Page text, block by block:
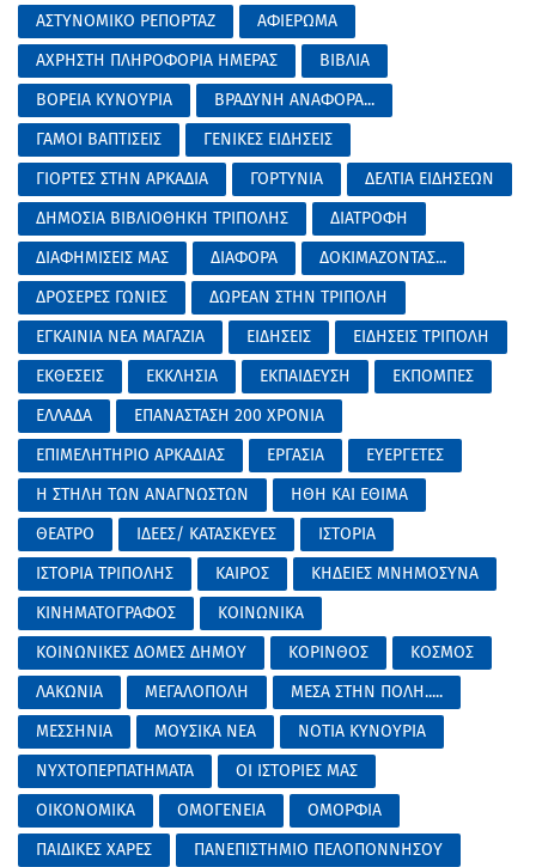
ΑΣΤΥΝΟΜΙΚΟ ΡΕΠΟΡΤΑΖ
ΑΦΙΕΡΩΜΑ
ΑΧΡΗΣΤΗ ΠΛΗΡΟΦΟΡΙΑ ΗΜΕΡΑΣ
ΒΙΒΛΙΑ
ΒΟΡΕΙΑ ΚΥΝΟΥΡΙΑ
ΒΡΑΔΥΝΗ ΑΝΑΦΟΡΑ...
ΓΑΜΟΙ ΒΑΠΤΙΣΕΙΣ
ΓΕΝΙΚΕΣ ΕΙΔΗΣΕΙΣ
ΓΙΟΡΤΕΣ ΣΤΗΝ ΑΡΚΑΔΙΑ
ΓΟΡΤΥΝΙΑ
ΔΕΛΤΙΑ ΕΙΔΗΣΕΩΝ
ΔΗΜΟΣΙΑ ΒΙΒΛΙΟΘΗΚΗ ΤΡΙΠΟΛΗΣ
ΔΙΑΤΡΟΦΗ
ΔΙΑΦΗΜΙΣΕΙΣ ΜΑΣ
ΔΙΑΦΟΡΑ
ΔΟΚΙΜΑΖΟΝΤΑΣ...
ΔΡΟΣΕΡΕΣ ΓΩΝΙΕΣ
ΔΩΡΕΑΝ ΣΤΗΝ ΤΡΙΠΟΛΗ
ΕΓΚΑΙΝΙΑ ΝΕΑ ΜΑΓΑΖΙΑ
ΕΙΔΗΣΕΙΣ
ΕΙΔΗΣΕΙΣ ΤΡΙΠΟΛΗ
ΕΚΘΕΣΕΙΣ
ΕΚΚΛΗΣΙΑ ΕΚΠΑΙΔΕΥΣΗ
ΕΚΠΟΜΠΕΣ
ΕΛΛΑΔΑ
ΕΠΑΝΑΣΤΑΣΗ 200 ΧΡΟΝΙΑ
ΕΠΙΜΕΛΗΤΗΡΙΟ ΑΡΚΑΔΙΑΣ
ΕΡΓΑΣΙΑ
ΕΥΕΡΓΕΤΕΣ
Η ΣΤΗΛΗ ΤΩΝ ΑΝΑΓΝΩΣΤΩΝ
ΗΘΗ ΚΑΙ ΕΘΙΜΑ
ΘΕΑΤΡΟ
ΙΔΕΕΣ/ ΚΑΤΑΣΚΕΥΕΣ
ΙΣΤΟΡΙΑ
ΙΣΤΟΡΙΑ ΤΡΙΠΟΛΗΣ
ΚΑΙΡΟΣ
ΚΗΔΕΙΕΣ ΜΝΗΜΟΣΥΝΑ
ΚΙΝΗΜΑΤΟΓΡΑΦΟΣ
ΚΟΙΝΩΝΙΚΑ
ΚΟΙΝΩΝΙΚΕΣ ΔΟΜΕΣ ΔΗΜΟΥ
ΚΟΡΙΝΘΟΣ
ΚΟΣΜΟΣ
ΛΑΚΩΝΙΑ
ΜΕΓΑΛΟΠΟΛΗ
ΜΕΣΑ ΣΤΗΝ ΠΟΛΗ.....
ΜΕΣΣΗΝΙΑ
ΜΟΥΣΙΚΑ ΝΕΑ
ΝΟΤΙΑ ΚΥΝΟΥΡΙΑ
ΝΥΧΤΟΠΕΡΠΑΤΗΜΑΤΑ
ΟΙ ΙΣΤΟΡΙΕΣ ΜΑΣ
ΟΙΚΟΝΟΜΙΚΑ
ΟΜΟΓΕΝΕΙΑ
ΟΜΟΡΦΙΑ
ΠΑΙΔΙΚΕΣ ΧΑΡΕΣ
ΠΑΝΕΠΙΣΤΗΜΙΟ ΠΕΛΟΠΟΝΝΗΣΟΥ